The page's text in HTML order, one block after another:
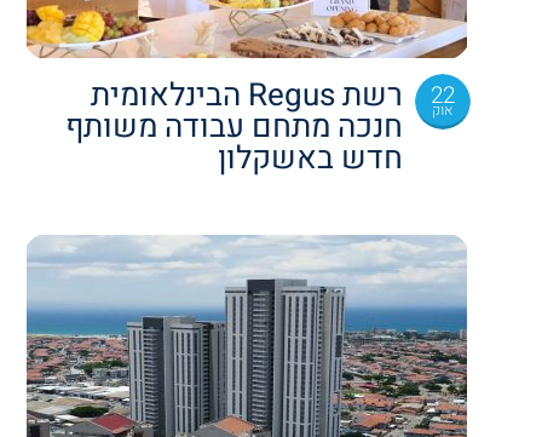
22
אוק רשת Regus הבינלאומית
חנכה מתחם עבודה משותף
חדש באשקלון